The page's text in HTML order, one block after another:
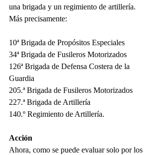
una brigada y un regimiento de artillería.
Más precisamente:
10ª Brigada de Propósitos Especiales
34ª Brigada de Fusileros Motorizados
126ª Brigada de Defensa Costera de la
Guardia
205.ª Brigada de Fusileros Motorizados
227.ª Brigada de Artillería
140.º Regimiento de Artillería.
Acción
Ahora, como se puede evaluar solo por los